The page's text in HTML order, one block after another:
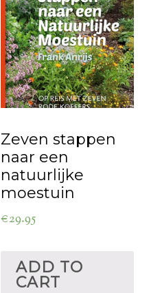
Zeven stappen
naar een
natuurlijke
moestuin
€29.95
ADD TO
CART